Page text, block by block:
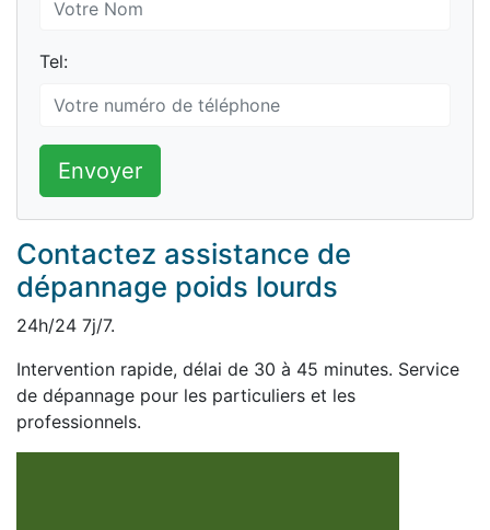
Tel:
Envoyer
Contactez assistance de
dépannage poids lourds
24h/24 7j/7.
Intervention rapide, délai de 30 à 45 minutes. Service
de dépannage pour les particuliers et les
professionnels.